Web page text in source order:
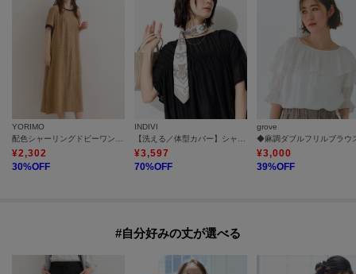
YORIMO
配色シャーリングドビーワンピース
¥2,302
30%OFF
INDIVI
【洗える／体型カバー】シャーリングシアートップス
¥3,597
70%OFF
grove
◆麻調ダブルフリルブラウ
¥3,000
39%OFF
#自分好みの丈が選べる